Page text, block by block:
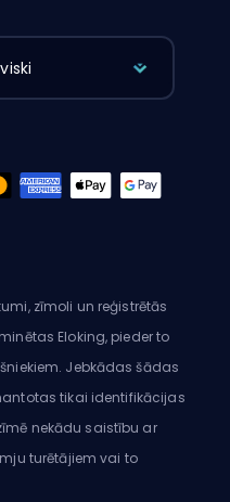
zīmoli un reģistrētās
Eloking, pieder to
Jebkādas šādas
tikai identifikācijas
nekādu saistību ar
turētājiem vai to